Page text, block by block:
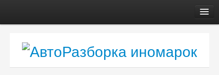
Автосервис